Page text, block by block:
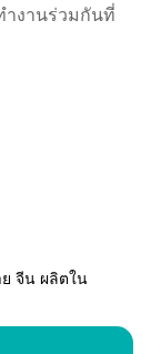
ำงานร่วมกันที่
จีน ผลิตใน